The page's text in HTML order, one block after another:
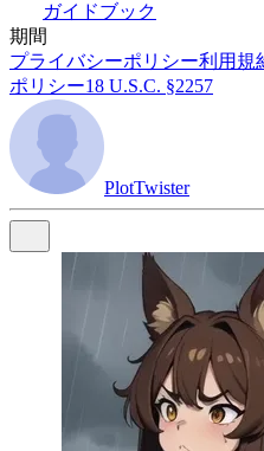
ガイドブック
期間
プライバシーポリシー利用規
ポリシー18 U.S.C. §2257
PlotTwister